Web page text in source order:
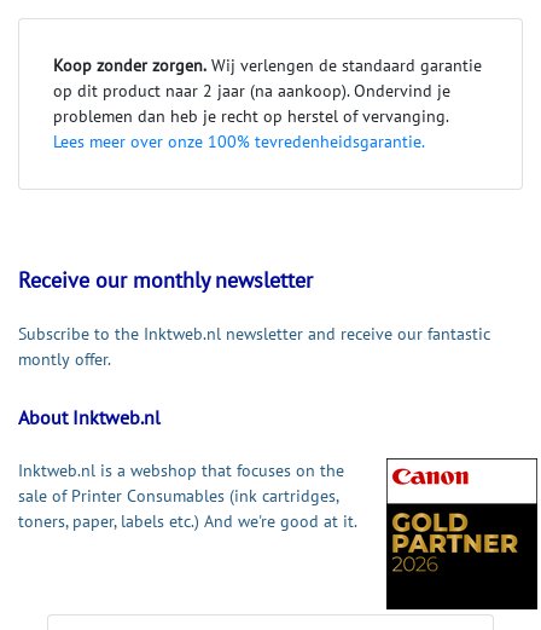
Koop zonder zorgen. Wij verlengen de standaard garantie
op dit product naar 2 jaar (na aankoop). Ondervind je
problemen dan heb je recht op herstel of vervanging.
Lees meer over onze 100% tevredenheidsgarantie.
Receive our monthly newsletter
Subscribe to the Inktweb.nl newsletter and receive our fantastic
montly offer.
About Inktweb.nl
Inktweb.nl is a webshop that focuses on the
sale of Printer Consumables (ink cartridges,
toners, paper, labels etc.) And we're good at it.